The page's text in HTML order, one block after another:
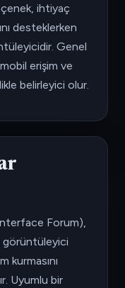
ihtiyaç
desteklerken
Genel
erişim ve
belirleyici olur.
Forum),
görüntüleyici
kurmasını
Uyumlu bir